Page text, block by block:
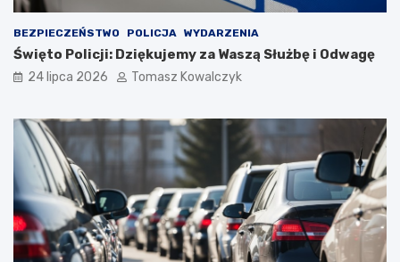
BEZPIECZEŃSTWO POLICJA WYDARZENIA
Święto Policji: Dziękujemy za Waszą Służbę i Odwagę
24 lipca 2026 Tomasz Kowalczyk